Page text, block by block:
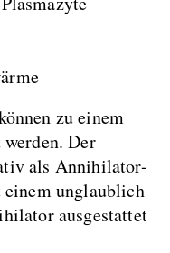
zu einem
Der
als Annihilator-
unglaublich
ausgestattet